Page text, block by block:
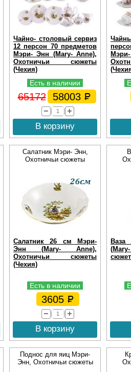
Чайно- столовый сервиз
12 персон 70 предметов
Мэри- Энн (Mary- Anne),
Охотничьи сюжеты
(Чехия)
Есть в наличии
65172 58003
В корзину
Салатник Мэри- Энн,
Охотничьи сюжеты
Салатник 26 см Мэри-
Энн (Mary- Anne),
Охотничьи сюжеты
(Чехия)
Есть в наличии
3605
В корзину
Поднос для яиц Мэри-
Энн, Охотничьи сюжеты